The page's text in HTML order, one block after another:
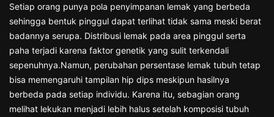
Setiap orang punya pola penyimpanan lemak yang berbeda
sehingga bentuk pinggul dapat terlihat tidak sama meski berat
badannya serupa. Distribusi lemak pada area pinggul serta
paha terjadi karena faktor genetik yang sulit terkendali
sepenuhnya.Namun, perubahan persentase lemak tubuh tetap
bisa memengaruhi tampilan hip dips meskipun hasilnya
berbeda pada setiap individu. Karena itu, sebagian orang
melihat lekukan menjadi lebih halus setelah komposisi tubuh